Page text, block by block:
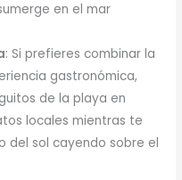
en el mar
: Si prefieres combinar la
gastronómica,
de la playa en
locales mientras te
del sol cayendo sobre el